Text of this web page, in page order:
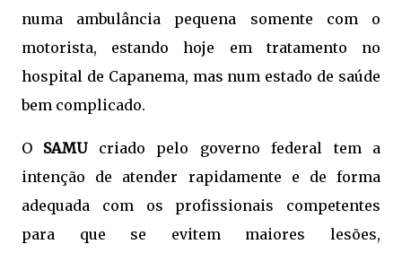
numa ambulância pequena somente com o
motorista, estando hoje em tratamento no
hospital de Capanema, mas num estado de saúde
bem complicado.
O SAMUcriado pelo governo federal tem a
intenção de atender rapidamente e de forma
adequada com os profissionais competentes
para que se evitem maiores lesões,